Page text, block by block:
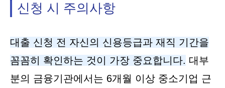
신청 시 주의사항
대출 신청 전 자신의 신용등급과 재직 기간을
꼼꼼히 확인하는 것이 가장 중요합니다. 대부
분의 금융기관에서는 6개월 이상 중소기업 근